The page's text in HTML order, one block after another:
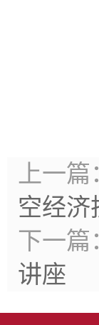
上一篇
空经济
下一篇
讲座